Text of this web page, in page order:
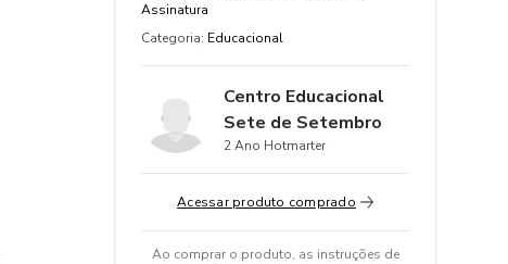
Assinatura
Categoria: Educacional
Centro Educacional
Sete de Setembro
2 Ano Hotmarter
Acessar produto comprado
Ao comprar o produto, as instruções de